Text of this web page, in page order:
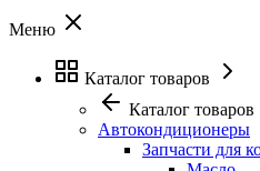
Меню
Каталог товаров
Каталог товаров
Автокондиционеры
Запчасти для